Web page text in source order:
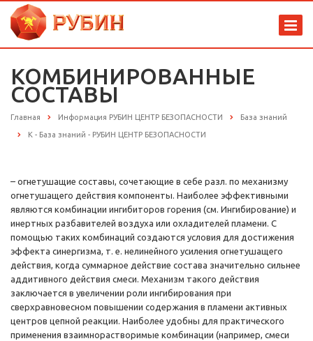
КОМБИНИРОВАННЫЕ
СОСТАВЫ
Главная Информация РУБИН ЦЕНТР БЕЗОПАСНОСТИ База знаний
К - База знаний - РУБИН ЦЕНТР БЕЗОПАСНОСТИ
– огнетушащие составы, сочетающие в себе разл. по механизму
огнетушащего действия компоненты. Наиболее эффективными
являются комбинации ингибиторов горения (см. Ингибирование) и
инертных разбавителей воздуха или охладителей пламени. С
помощью таких комбинаций создаются условия для достижения
эффекта синергизма, т. е. нелинейного усиления огнетушащего
действия, когда суммарное действие состава значительно сильнее
аддитивного действия смеси. Механизм такого действия
заключается в увеличении роли ингибирования при
сверхравновесном повышении содержания в пламени активных
центров цепной реакции. Наиболее удобны для практического
применения взаимнорастворимые комбинации (например, смеси